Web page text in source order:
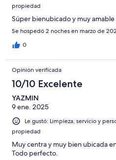
propiedad
Súper bienubicado y muy
Se hospedó 2 noches en marzo de
0
Opinión verificada
10/10 Excelente
YAZMIN
9 ene. 2025
Le gustó: Limpieza, servicio y
propiedad
Muy centra y muy bien ubicada
Todo perfecto.